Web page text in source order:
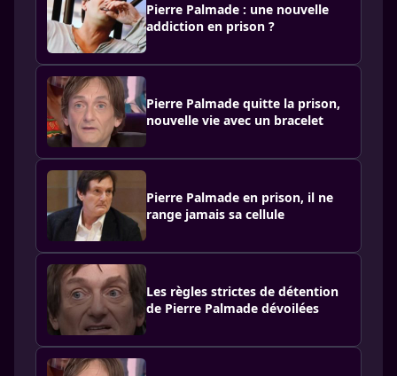
Pierre Palmade : une nouvelle
addiction en prison ?
Pierre Palmade quitte la prison,
nouvelle vie avec un bracelet
Pierre Palmade en prison, il ne
range jamais sa cellule
Les règles strictes de détention
de Pierre Palmade dévoilées